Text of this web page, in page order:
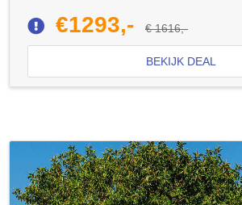
€1293,- € 1616,-
BEKIJK DEAL